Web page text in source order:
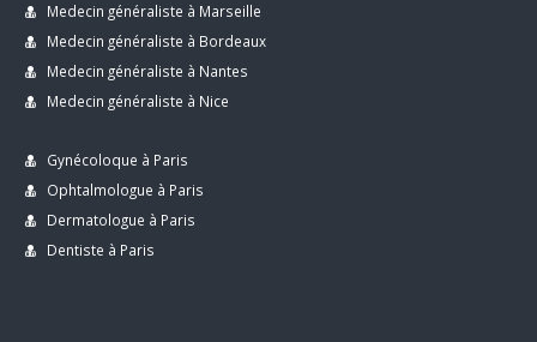
Medecin généraliste à Marseille
Medecin généraliste à Bordeaux
Medecin généraliste à Nantes
Medecin généraliste à Nice
Gynécoloque à Paris
Ophtalmologue à Paris
Dermatologue à Paris
Dentiste à Paris